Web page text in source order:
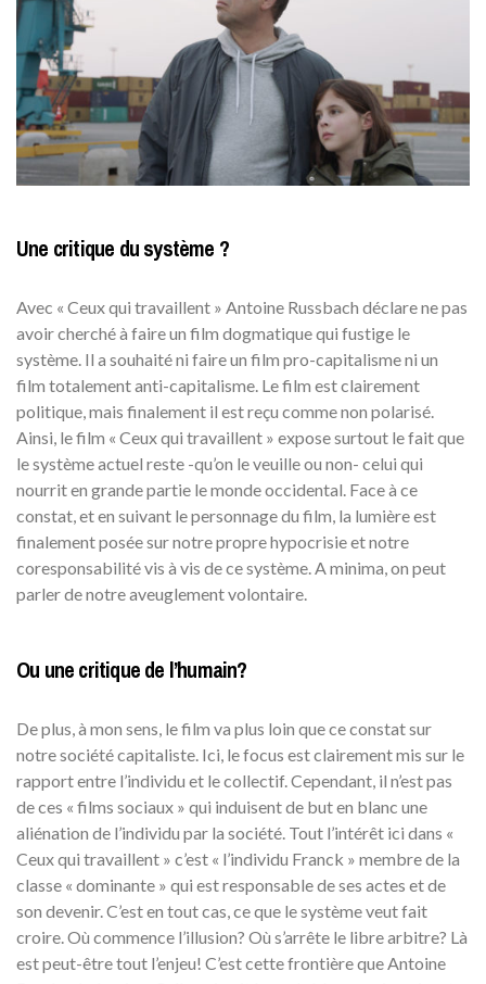
Une critique du système ?
Avec « Ceux qui travaillent » Antoine Russbach déclare ne pas
avoir cherché à faire un film dogmatique qui fustige le
système. Il a souhaité ni faire un film pro-capitalisme ni un
film totalement anti-capitalisme. Le film est clairement
politique, mais finalement il est reçu comme non polarisé.
Ainsi, le film « Ceux qui travaillent » expose surtout le fait que
le système actuel reste -qu’on le veuille ou non- celui qui
nourrit en grande partie le monde occidental. Face à ce
constat, et en suivant le personnage du film, la lumière est
finalement posée sur notre propre hypocrisie et notre
coresponsabilité vis à vis de ce système. A minima, on peut
parler de notre aveuglement volontaire.
Ou une critique de l’humain?
De plus, à mon sens, le film va plus loin que ce constat sur
notre société capitaliste. Ici, le focus est clairement mis sur le
rapport entre l’individu et le collectif. Cependant, il n’est pas
de ces « films sociaux » qui induisent de but en blanc une
aliénation de l’individu par la société. Tout l’intérêt ici dans «
Ceux qui travaillent » c’est « l’individu Franck » membre de la
classe « dominante » qui est responsable de ses actes et de
son devenir. C’est en tout cas, ce que le système veut fait
croire. Où commence l’illusion? Où s’arrête le libre arbitre? Là
est peut-être tout l’enjeu! C’est cette frontière que Antoine